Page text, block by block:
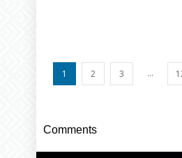
1 2 3 ...
Comments